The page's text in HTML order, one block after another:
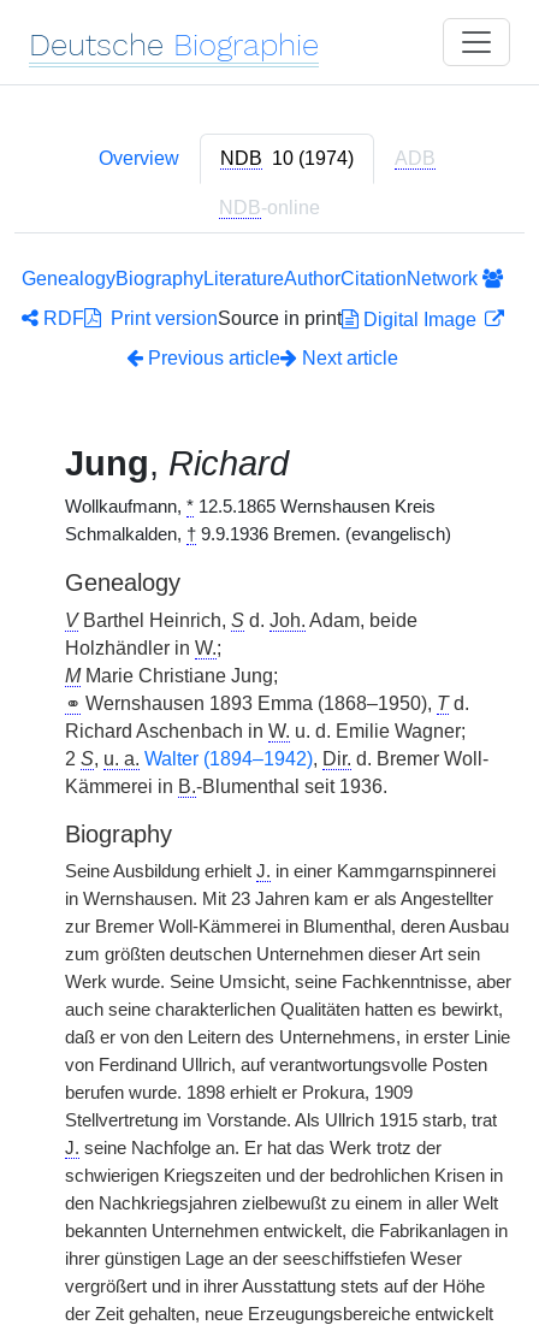
Deutsche Biographie
Overview NDB 10 (1974) ADB
NDB-online
GenealogyBiographyLiteratureAuthorCitationNetwork
RDF
Print versionSource in print
Digital Image
Previous article
Next article
Jung, Richard
Wollkaufmann, * 12.5.1865 Wernshausen Kreis
Schmalkalden, † 9.9.1936 Bremen. (evangelisch)
Genealogy
VBarthel Heinrich, S d. Joh. Adam, beide
Holzhändler in W.;
MMarie Christiane Jung;
⚭ Wernshausen 1893 Emma (1868–1950), Td.
Richard Aschenbach in W. u. d. Emilie Wagner;
2 S, u. a. Walter (1894–1942), Dir. d. Bremer Woll-
Kämmerei in B.-Blumenthal seit 1936.
Biography
Seine Ausbildung erhielt J. in einer Kammgarnspinnerei
in Wernshausen. Mit 23 Jahren kam er als Angestellter
zur Bremer Woll-Kämmerei in Blumenthal, deren Ausbau
zum größten deutschen Unternehmen dieser Art sein
Werk wurde. Seine Umsicht, seine Fachkenntnisse, aber
auch seine charakterlichen Qualitäten hatten es bewirkt,
daß er von den Leitern des Unternehmens, in erster Linie
von Ferdinand Ullrich, auf verantwortungsvolle Posten
berufen wurde. 1898 erhielt er Prokura, 1909
Stellvertretung im Vorstande. Als Ullrich 1915 starb, trat
J. seine Nachfolge an. Er hat das Werk trotz der
schwierigen Kriegszeiten und der bedrohlichen Krisen in
den Nachkriegsjahren zielbewußt zu einem in aller Welt
bekannten Unternehmen entwickelt, die Fabrikanlagen in
ihrer günstigen Lage an der seeschiffstiefen Weser
vergrößert und in ihrer Ausstattung stets auf der Höhe
der Zeit gehalten, neue Erzeugungsbereiche entwickelt